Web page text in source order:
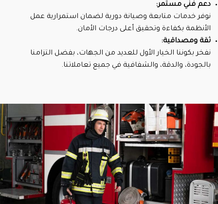
دعم فني مستمر:
نوفر خدمات متابعة وصيانة دورية لضمان استمرارية عمل
الأنظمة بكفاءة وتحقيق أعلى درجات الأمان.
ثقة ومصداقية:
نفخر بكوننا الخيار الأول للعديد من الجهات، بفضل التزامنا
بالجودة، والدقة، والشفافية في جميع تعاملاتنا.